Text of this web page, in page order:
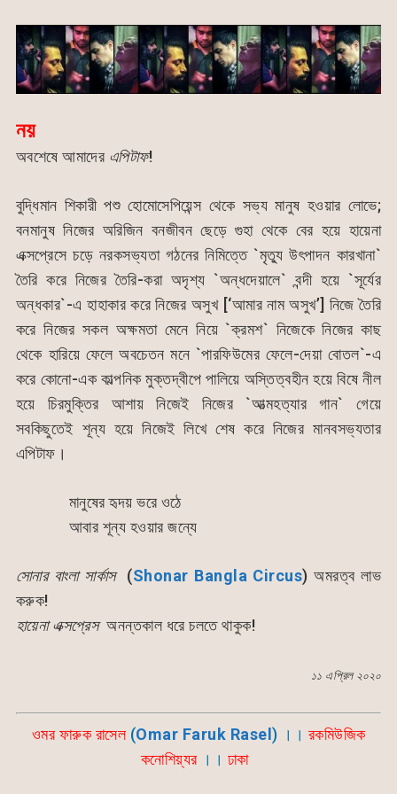
নয়
অবশেষে আমাদের এপিটাফ!
বুদ্ধিমান শিকারী পশু হোমোসেপিয়েন্স থেকে সভ্য মানুষ হওয়ার লোভে;
বনমানুষ নিজের অরিজিন বনজীবন ছেড়ে গুহা থেকে বের হয়ে হায়েনা
এক্সপ্রেসে চড়ে নরকসভ্যতা গঠনের নিমিত্তে `মৃত্যু উৎপাদন কারখানা`
তৈরি করে নিজের তৈরি-করা অদৃশ্য `অন্ধদেয়ালে` বন্দী হয়ে `সূর্যের
অন্ধকার`-এ হাহাকার করে নিজের অসুখ [‘আমার নাম অসুখ’] নিজে তৈরি
করে নিজের সকল অক্ষমতা মেনে নিয়ে `ক্রমশ` নিজেকে নিজের কাছ
থেকে হারিয়ে ফেলে অবচেতন মনে `পারফিউমের ফেলে-দেয়া বোতল`-এ
করে কোনো-এক কাল্পনিক মুক্তদ্বীপে পালিয়ে অস্তিত্বহীন হয়ে বিষে নীল
হয়ে চিরমুক্তির আশায় নিজেই নিজের `আত্মহত্যার গান` গেয়ে
সবকিছুতেই শূন্য হয়ে নিজেই লিখে শেষ করে নিজের মানবসভ্যতার
এপিটাফ।
মানুষের হৃদয় ভরে ওঠে
আবার শূন্য হওয়ার জন্যে
সোনার বাংলা সার্কাস(Shonar Bangla Circus) অমরত্ব লাভ
করুক!
হায়েনা এক্সপ্রেস অনন্তকাল ধরে চলতে থাকুক!
১১ এপ্রিল ২০২০
ওমর ফারুক রাসেল(Omar Faruk Rasel ) ।। রকমিউজিক
কনোশিয়্যর।। ঢাকা